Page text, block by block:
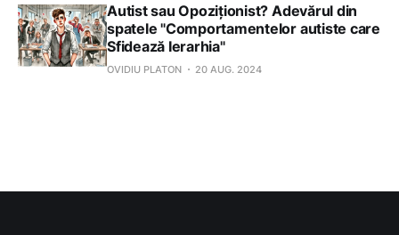
Autist sau Opoziționist? Adevărul din
spatele "Comportamentelor autiste care
Sfidează Ierarhia"
OVIDIU PLATON 20 AUG. 2024